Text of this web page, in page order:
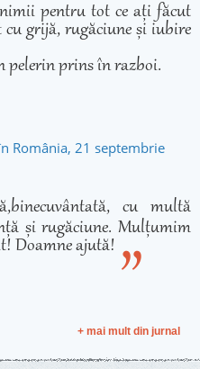
pentru tot ce ați făcut
grijă, rugăciune și iubire
pelerin prins în razboi.
România, 21 septembrie
cu multă
și rugăciune. Mulțumim
Doamne ajută!
+ mai mult din jurnal